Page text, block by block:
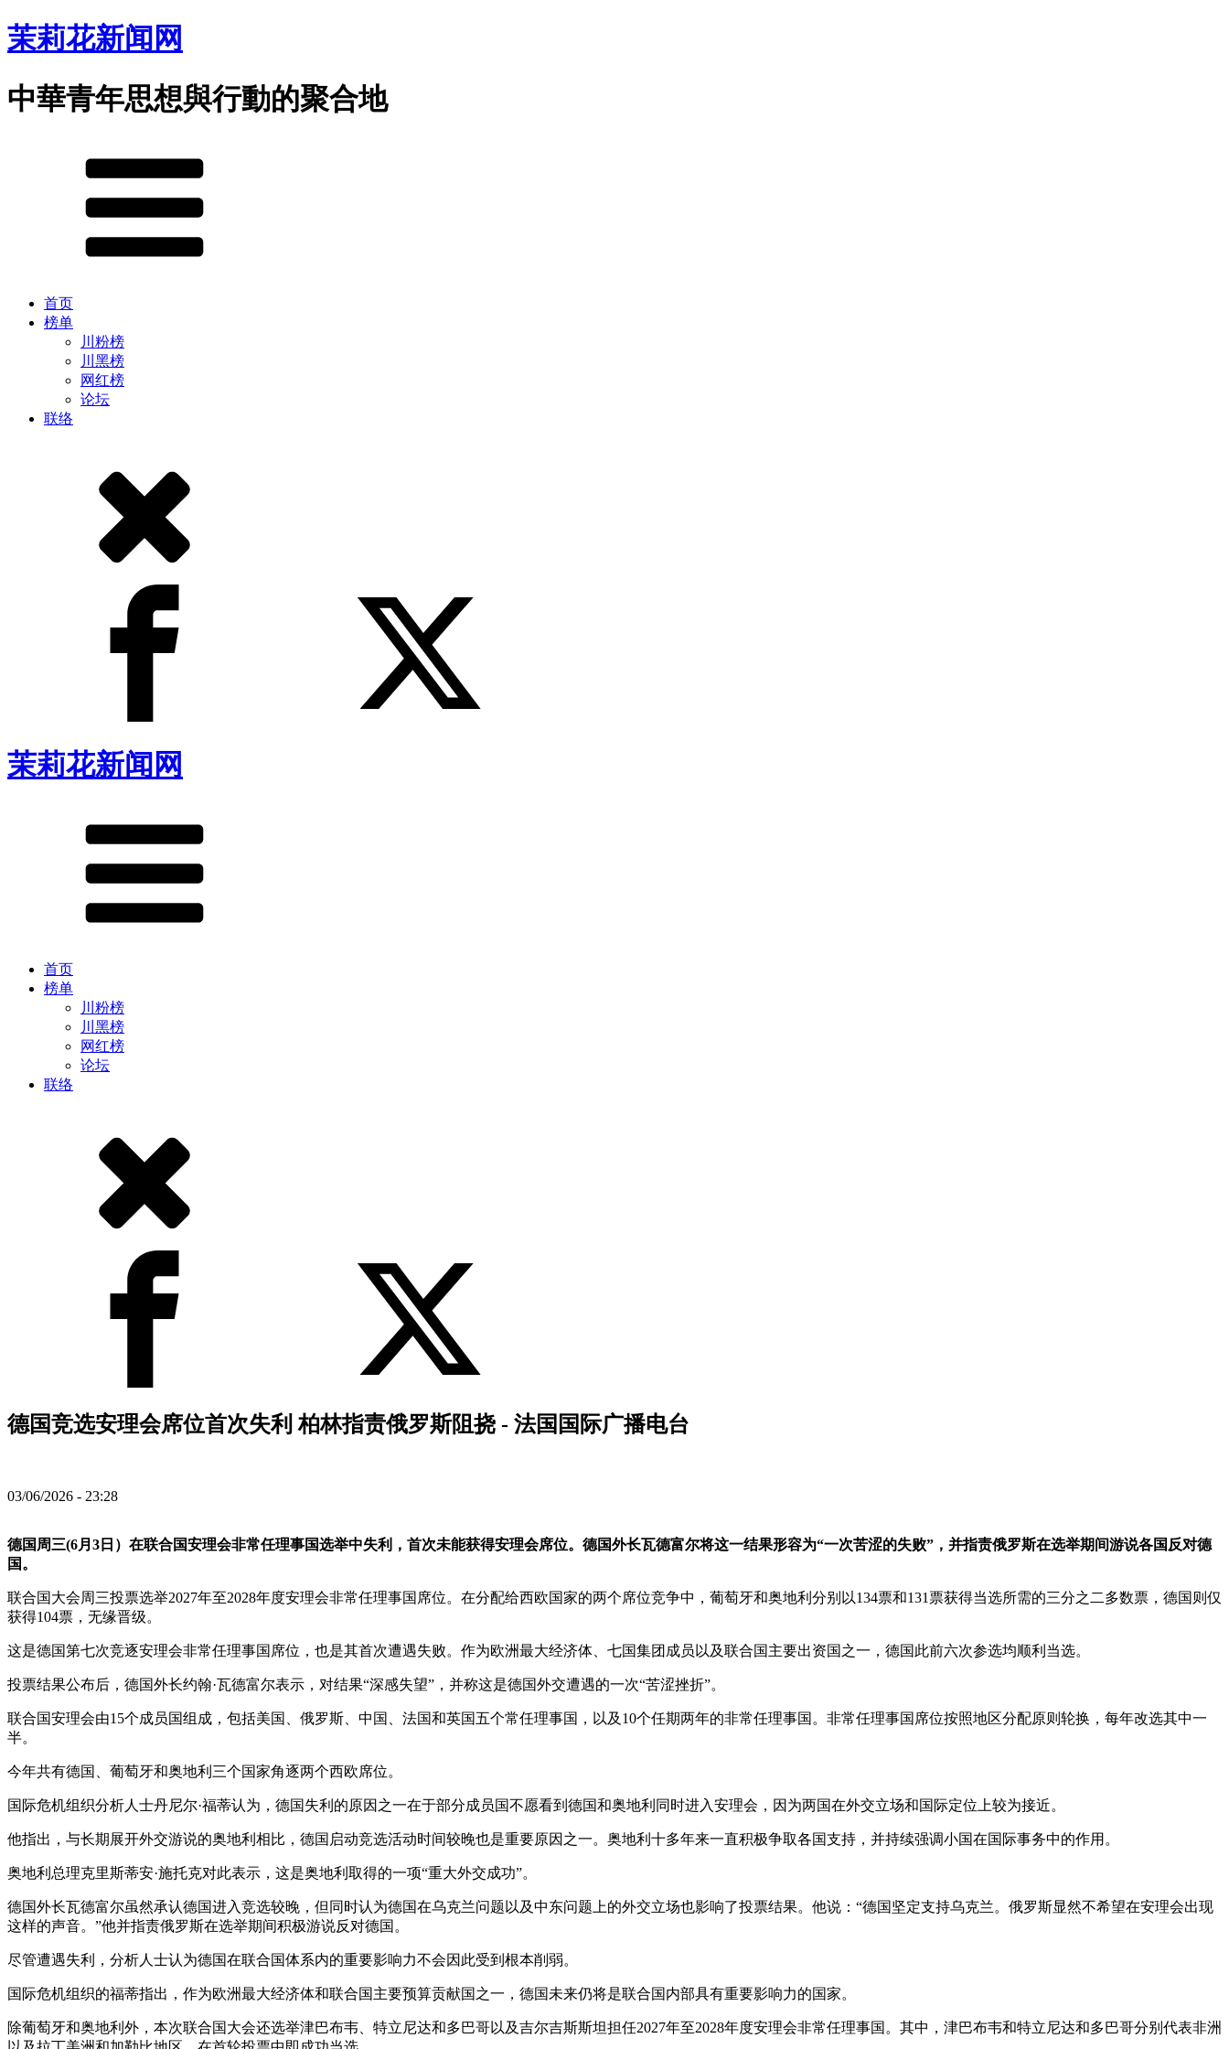
茉莉花新闻网
中華青年思想與行動的聚合地
首页
榜单
川粉榜
川黑榜
网红榜
论坛
联络
茉莉花新闻网
首页
榜单
川粉榜
川黑榜
网红榜
论坛
联络
德国竞选安理会席位首次失利 柏林指责俄罗斯阻挠 - 法国国际广播电台
03/06/2026 - 23:28
德国周三(6月3日）在联合国安理会非常任理事国选举中失利，首次未能获得安理会席位。德国外长瓦德富尔将这一结果形容为“一次苦涩的失败”，并指责俄罗斯在选举期间游说各国反对德
国。
联合国大会周三投票选举2027年至2028年度安理会非常任理事国席位。在分配给西欧国家的两个席位竞争中，葡萄牙和奥地利分别以134票和131票获得当选所需的三分之二多数票，德国则仅
获得104票，无缘晋级。
这是德国第七次竞逐安理会非常任理事国席位，也是其首次遭遇失败。作为欧洲最大经济体、七国集团成员以及联合国主要出资国之一，德国此前六次参选均顺利当选。
投票结果公布后，德国外长约翰·瓦德富尔表示，对结果“深感失望”，并称这是德国外交遭遇的一次“苦涩挫折”。
联合国安理会由15个成员国组成，包括美国、俄罗斯、中国、法国和英国五个常任理事国，以及10个任期两年的非常任理事国。非常任理事国席位按照地区分配原则轮换，每年改选其中一
半。
今年共有德国、葡萄牙和奥地利三个国家角逐两个西欧席位。
国际危机组织分析人士丹尼尔·福蒂认为，德国失利的原因之一在于部分成员国不愿看到德国和奥地利同时进入安理会，因为两国在外交立场和国际定位上较为接近。
他指出，与长期展开外交游说的奥地利相比，德国启动竞选活动时间较晚也是重要原因之一。奥地利十多年来一直积极争取各国支持，并持续强调小国在国际事务中的作用。
奥地利总理克里斯蒂安·施托克对此表示，这是奥地利取得的一项“重大外交成功”。
德国外长瓦德富尔虽然承认德国进入竞选较晚，但同时认为德国在乌克兰问题以及中东问题上的外交立场也影响了投票结果。他说：“德国坚定支持乌克兰。俄罗斯显然不希望在安理会出现
这样的声音。”他并指责俄罗斯在选举期间积极游说反对德国。
尽管遭遇失利，分析人士认为德国在联合国体系内的重要影响力不会因此受到根本削弱。
国际危机组织的福蒂指出，作为欧洲最大经济体和联合国主要预算贡献国之一，德国未来仍将是联合国内部具有重要影响力的国家。
除葡萄牙和奥地利外，本次联合国大会还选举津巴布韦、特立尼达和多巴哥以及吉尔吉斯斯坦担任2027年至2028年度安理会非常任理事国。其中，津巴布韦和特立尼达和多巴哥分别代表非洲